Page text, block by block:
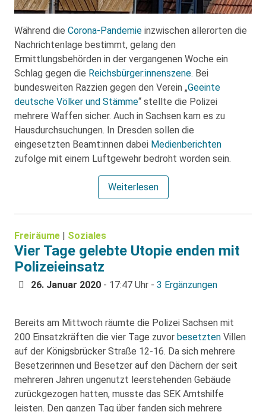
Während die Corona-Pandemie inzwischen allerorten die
Nachrichtenlage bestimmt, gelang den
Ermittlungsbehörden in der vergangenen Woche ein
Schlag gegen die Reichsbürger:innenszene. Bei
bundesweiten Razzien gegen den Verein „Geeinte
deutsche Völker und Stämme“ stellte die Polizei
mehrere Waffen sicher. Auch in Sachsen kam es zu
Hausdurchsuchungen. In Dresden sollen die
eingesetzten Beamt:innen dabei Medienberichten
zufolge mit einem Luftgewehr bedroht worden sein.
Weiterlesen
Freiräume | Soziales
Vier Tage gelebte Utopie enden mit
Polizeieinsatz
26. Januar 2020 - 17:47 Uhr - 3 Ergänzungen
Bereits am Mittwoch räumte die Polizei Sachsen mit
200 Einsatzkräften die vier Tage zuvor besetzten Villen
auf der Königsbrücker Straße 12-16. Da sich mehrere
Besetzerinnen und Besetzer auf den Dächern der seit
mehreren Jahren ungenutzt leerstehenden Gebäude
zurückgezogen hatten, musste das SEK Amtshilfe
leisten. Den ganzen Tag über fanden sich mehrere